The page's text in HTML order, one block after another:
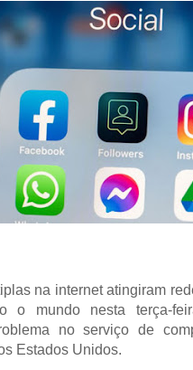
na internet atingiram
o mundo nesta terça-
no serviço de
Estados Unidos.